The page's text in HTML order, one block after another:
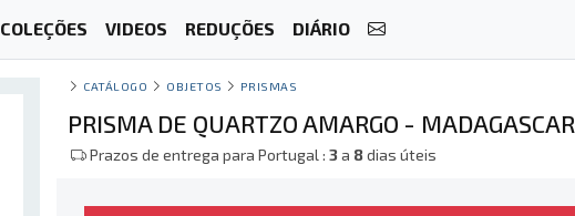
COLEÇÕES VIDEOS REDUÇÕES DIÁRIO
CATÁLOGO OBJETOS PRISMAS
PRISMA DE QUARTZO AMARGO - MADAGASCAR
Prazos de entrega para Portugal : 3a 8dias úteis